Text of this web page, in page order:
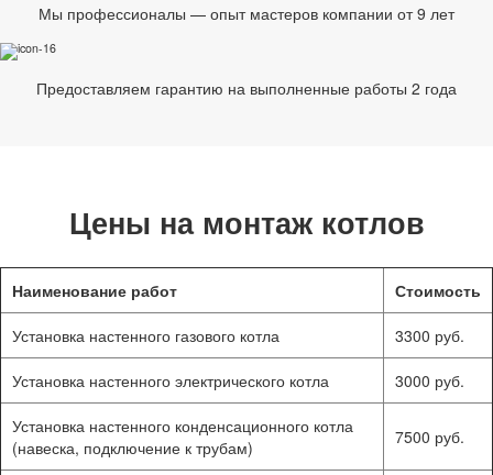
Мы профессионалы — опыт мастеров компании от 9 лет
Предоставляем гарантию на выполненные работы 2 года
Цены на монтаж котлов
Наименование работ Стоимость
Установка настенного газового котла 3300 руб.
Установка настенного электрического котла 3000 руб.
Установка настенного конденсационного котла
(навеска, подключение к трубам)
7500 руб.